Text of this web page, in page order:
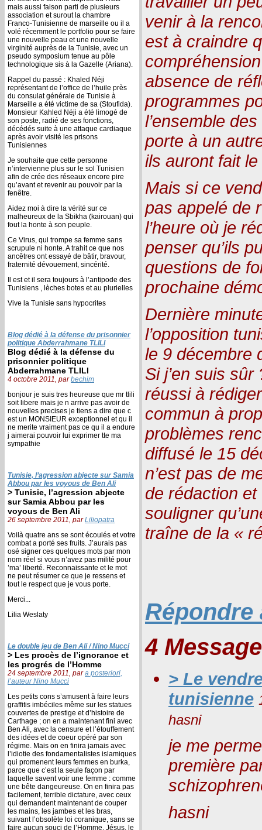
mais aussi faison parti de plusieurs
association et surout la chambre
Franco-Tunisienne de marseille ou il a
volé récemment le portfolio pour se faire
une nouvelle peau et une nouvelle
virginité auprès de la Tunisie, avec un
pseudo symposium tenue au pôle
technologique sis à la Gazelle (Ariana).
Rappel du passé : Khaled Néji
représentant de l’office de l’huile près
du consulat générale de Tunisie à
Marseille a été victime de sa (Stoufida).
Monsieur Kahled Néji a été limogé de
son poste, radié de ses fonctions,
décédés suite à une attaque cardiaque
après avoir visité les prisons
Tunisiennes
Je souhaite que cette personne
n’intervienne plus sur le sol Tunisien
afin de crée des réseaux encore pire
qu’avant et revenir au pouvoir par la
fenêtre.
Aidez moi à dire la vérité sur ce
malheureux de la Sbikha (kairouan) qui
fout la honte à son peuple.
Ce Virus, qui trompe sa femme sans
scrupule ni honte. A trahit ce que nos
ancêtres ont essayé de bâtir, bravour,
fraternité dévouement, sincérité.
Il est et il sera toujours à l’antipode des
Tunisiens , lèches botes et au plurielles
Vive la Tunisie sans hypocrites
Blog dédié à la défense du prisonnier
politique Abderrahmane TLILI
Blog dédié à la défense du
prisonnier politique
Abderrahmane TLILI
4 octobre 2011, parbechim
bonjour je suis tres heureuse que mr tlili
soit libere mais je n arrive pas avoir de
nouvelles precises je tiens a dire que c
est un MONSIEUR exceptionnel et qu il
ne merite vraiment pas ce qu il a endure
j aimerai pouvoir lui exprimer tte ma
sympathie
Tunisie, l’agression abjecte sur Samia
Abbou par les voyous de Ben Ali
> Tunisie, l’agression abjecte
sur Samia Abbou par les
voyous de Ben Ali
26 septembre 2011, parLiliopatra
Voilà quatre ans se sont écoulés et votre
combat a porté ses fruits. J’aurais pas
osé signer ces quelques mots par mon
nom réel si vous n’avez pas milité pour
’ma’ liberté. Reconnaissante et le mot
ne peut résumer ce que je ressens et
tout le respect que je vous porte.
Merci...
Lilia Weslaty
Le double jeu de Ben Ali / Nino Mucci
> Les procès de l’ignorance et
les progrés de l’Homme
24 septembre 2011, para posteriori,
l’auteur Nino Mucci
Les petits cons s’amusent à faire leurs
graffitis imbéciles même sur les statues
couvertes de prestige et d’histoire de
Carthage ; on en a maintenant fini avec
Ben Ali, avec la censure et l’étouffement
des idées et de coeur opéré par son
régime. Mais on en finira jamais avec
l’idiotie des fondamentalistes islamiques
qui promenent leurs femmes en burka,
parce que c’est la seule façon par
laquelle savent voir une femme : comme
une bête dangeureuse. On en finira pas
facilement, terrible dictature, avec ceux
qui demandent maintenant de couper
les mains, les jambes et les bras,
suivant l’obsolète loi coranique, sans se
faire aucun souci de l’Homme. Jésus, le
venir à la
est à craindre
absence de
programmes
l’ensemble
porte à un
ils auront fait le
Mais si ce
pas appelé de
l’heure où je
penser qu’ils
questions de
prochaine
Dernière
l’opposition
le 9 décembre
Si j’en suis
réussi à
commun à
problèmes
diffusé le 15
n’est pas de
de rédaction
souligner
traîne de la «
Répondre
4
> Le
tunisienne
hasni
je me
première
hasni